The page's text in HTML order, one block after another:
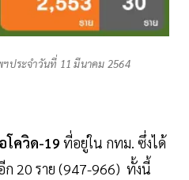
ฯประจำวันที่ 11 มีนาคม 2564
โควิด-19 ที่อยู่ใน กทม. ซึ่งได้
ก 20 ราย (947-966) ทั้งนี้